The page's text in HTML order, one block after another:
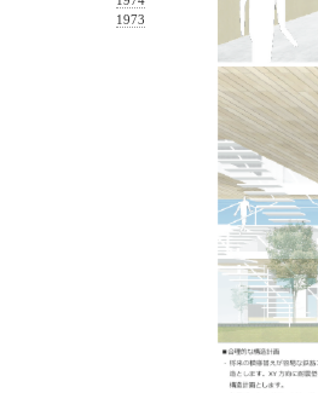
1973